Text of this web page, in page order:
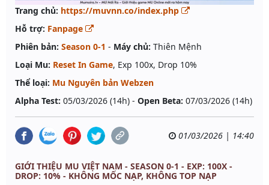
Trang chủ: https://muvnn.co/index.php
Hỗ trợ: Fanpage
Phiên bản: Season 0-1 - Máy chủ: Thiên Mệnh
Loại Mu: Reset In Game, Exp 100x, Drop 10%
Thể loại: Mu Nguyên bản Webzen
Alpha Test: 05/03/2026 (14h) - Open Beta: 07/03/2026 (14h)
01/03/2026 | 14:40
GIỚI THIỆU MU VIỆT NAM - SEASON 0-1 - EXP: 100X -
DROP: 10% - KHÔNG MỐC NẠP, KHÔNG TOP NẠP